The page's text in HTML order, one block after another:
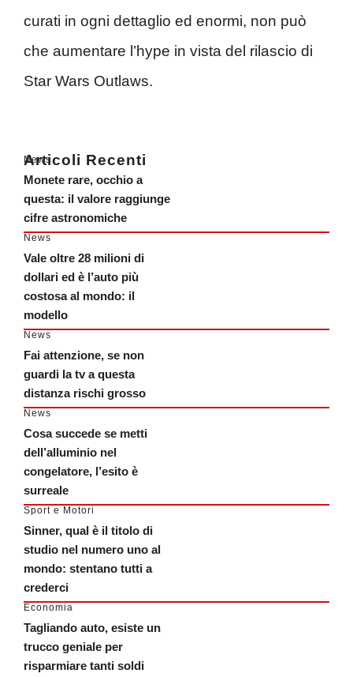
curati in ogni dettaglio ed enormi, non può
che aumentare l’hype in vista del rilascio di
Star Wars Outlaws.
Articoli Recenti
News
Monete rare, occhio a
questa: il valore raggiunge
cifre astronomiche
News
Vale oltre 28 milioni di
dollari ed è l’auto più
costosa al mondo: il
modello
News
Fai attenzione, se non
guardi la tv a questa
distanza rischi grosso
News
Cosa succede se metti
dell’alluminio nel
congelatore, l’esito è
surreale
Sport e Motori
Sinner, qual è il titolo di
studio nel numero uno al
mondo: stentano tutti a
crederci
Economia
Tagliando auto, esiste un
trucco geniale per
risparmiare tanti soldi